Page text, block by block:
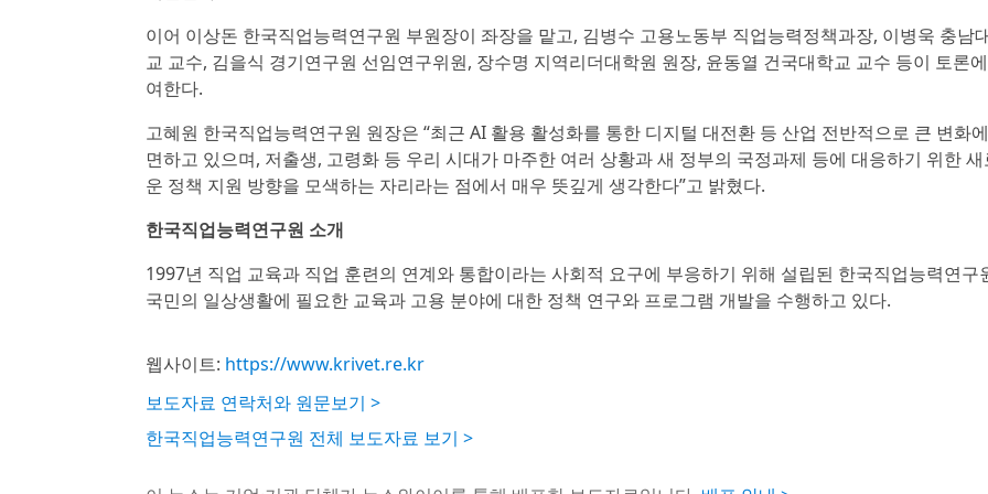
이어 이상돈 한국직업능력연구원 부원장이 좌장을 맡고, 김병수 고용노동부 직업능력정책과장, 이병욱 충남
교 교수, 김을식 경기연구원 선임연구위원, 장수명 지역리더대학원 원장, 윤동열 건국대학교 교수 등이 토론
여한다.
고혜원 한국직업능력연구원 원장은 “최근 AI 활용 활성화를 통한 디지털 대전환 등 산업 전반적으로 큰 변화
면하고 있으며, 저출생, 고령화 등 우리 시대가 마주한 여러 상황과 새 정부의 국정과제 등에 대응하기 위한 새
운 정책 지원 방향을 모색하는 자리라는 점에서 매우 뜻깊게 생각한다”고 밝혔다.
한국직업능력연구원 소개
1997년 직업 교육과 직업 훈련의 연계와 통합이라는 사회적 요구에 부응하기 위해 설립된 한국직업능력연구
국민의 일상생활에 필요한 교육과 고용 분야에 대한 정책 연구와 프로그램 개발을 수행하고 있다.
웹사이트: https://www.krivet.re.kr
보도자료 연락처와 원문보기 >
한국직업능력연구원 전체 보도자료 보기 >